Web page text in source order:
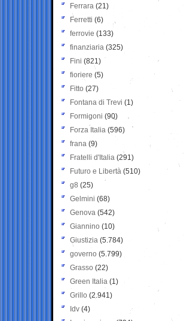
Ferrara (21)
Ferretti (6)
ferrovie (133)
finanziaria (325)
Fini (821)
fioriere (5)
Fitto (27)
Fontana di Trevi (1)
Formigoni (90)
Forza Italia (596)
frana (9)
Fratelli d'Italia (291)
Futuro e Libertà (510)
g8 (25)
Gelmini (68)
Genova (542)
Giannino (10)
Giustizia (5.784)
governo (5.799)
Grasso (22)
Green Italia (1)
Grillo (2.941)
Idv (4)